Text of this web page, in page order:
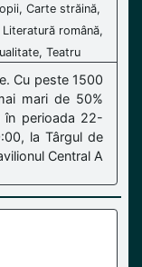
Carte străină,
română,
Teatru
Cu peste 1500
mari de 50%
în perioada 22-
la Târgul de
Central A